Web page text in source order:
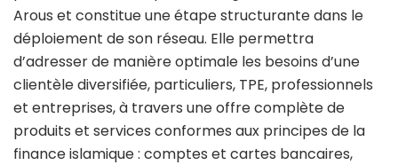
Arous et constitue une étape structurante dans le
déploiement de son réseau. Elle permettra
d’adresser de manière optimale les besoins d’une
clientèle diversifiée, particuliers, TPE, professionnels
et entreprises, à travers une offre complète de
produits et services conformes aux principes de la
finance islamique : comptes et cartes bancaires,